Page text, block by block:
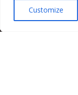
Customize
Politica Lipari
Cultura Lipari